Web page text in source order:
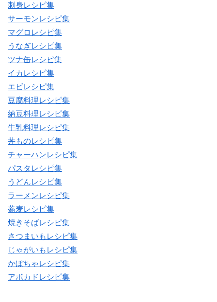
刺身レシピ集
サーモンレシピ集
マグロレシピ集
うなぎレシピ集
ツナ缶レシピ集
イカレシピ集
エビレシピ集
豆腐料理レシピ集
納豆料理レシピ集
牛乳料理レシピ集
丼ものレシピ集
チャーハンレシピ集
パスタレシピ集
うどんレシピ集
ラーメンレシピ集
蕎麦レシピ集
焼きそばレシピ集
さつまいもレシピ集
じゃがいもレシピ集
かぼちゃレシピ集
アボカドレシピ集